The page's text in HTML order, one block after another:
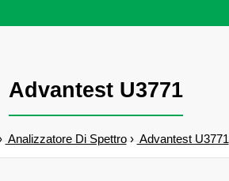
Advantest U3771
Analizzatore Di Spettro Advantest U3771